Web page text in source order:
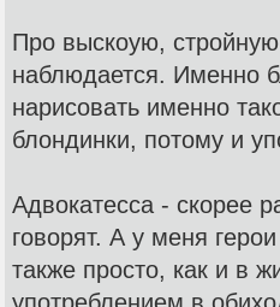
Про выскоую,
наблюдается. Именно
нарисовать именно
блондинки, потому и
Адвокатесса - скорее
говорят. А у меня
также просто, как и в